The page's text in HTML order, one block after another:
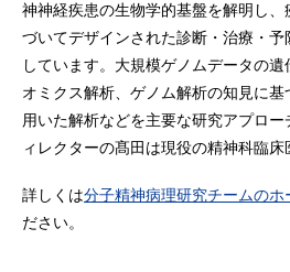
神神経疾患の生物学的基盤を解明し
づいてデザインされた診断・治療・
しています。大規模ゲノムデータの
オミクス解析、ゲノム解析の知見に
用いた解析などを主要な研究アプロ
ィレクターの髙田は現役の精神科臨床
詳しくは分子精神病理研究チームのホ
ださい。